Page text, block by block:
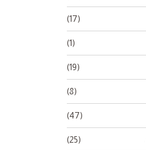
(17)
(1)
(19)
(8)
(47)
(25)